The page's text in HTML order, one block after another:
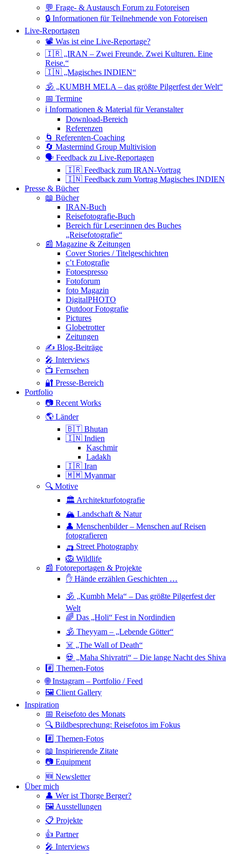
💬 Frage- & Austausch Forum zu Fotoreisen
🔒 Informationen für Teilnehmende von Fotoreisen
Live-Reportagen
📽 Was ist eine Live-Reportage?
🇮🇷 „IRAN – Zwei Freunde. Zwei Kulturen. Eine
Reise.“
🇮🇳 „Magisches INDIEN“
🕉 „KUMBH MELA – das größte Pilgerfest der Welt“
📅 Termine
ℹ️ Informationen & Material für Veranstalter
Download-Bereich
Referenzen
🌀 Referenten-Coaching
🔄 Mastermind Group Multivision
🗣 Feedback zu Live-Reportagen
🇮🇷 Feedback zum IRAN-Vortrag
🇮🇳 Feedback zum Vortrag Magisches INDIEN
Presse & Bücher
📖 Bücher
IRAN-Buch
Reisefotografie-Buch
Bereich für Leser:innen des Buches
„Reisefotografie“
📰 Magazine & Zeitungen
Cover Stories / Titelgeschichten
c’t Fotografie
Fotoespresso
Fotoforum
foto Magazin
DigitalPHOTO
Outdoor Fotografie
Pictures
Globetrotter
Zeitungen
✍️ Blog-Beiträge
🎤 Interviews
📺 Fernsehen
🔐 Presse-Bereich
Portfolio
📷 Recent Works
🌎 Länder
🇧🇹 Bhutan
🇮🇳 Indien
Kaschmir
Ladakh
🇮🇷 Iran
🇲🇲 Myanmar
🔍 Motive
🏛 Architekturfotografie
🏔 Landschaft & Natur
👤 Menschenbilder – Menschen auf Reisen
fotografieren
🛺 Street Photography
🦁 Wildlife
📰 Fotoreportagen & Projekte
✋ Hände erzählen Geschichten …
🕉 „Kumbh Mela“ – Das größte Pilgerfest der
Welt
🌈 Das „Holi“ Fest in Nordindien
🕉 Theyyam – „Lebende Götter“
☠️ „The Wall of Death“
💀 „Maha Shivratri“ – Die lange Nacht des Shiva
#️⃣ Themen-Fotos
🌐 Instagram – Portfolio / Feed
🖼 Client Gallery
Inspiration
📅 Reisefoto des Monats
🔍 Bildbesprechung: Reisefotos im Fokus
#️⃣ Themen-Fotos
📖 Inspirierende Zitate
📷 Equipment
🆕 Newsletter
Über mich
👤 Wer ist Thorge Berger?
🖼 Ausstellungen
📋 Projekte
👍 Partner
🎤 Interviews